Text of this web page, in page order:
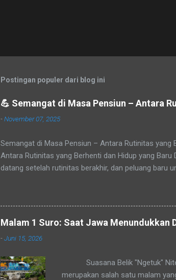
Postingan populer dari blog ini
💪 Semangat di Masa Pensiun – Antara
-November 07, 2025
Semangat di Masa Pensiun – Antara Rutinitas yang
Antara Rutinitas yang Berhenti dan Hidup yang
datang setelah rutinitas berakhir, dan peluang baru
sejatinya baru dimulai. Baca juga: Jasa
pukulan mental bagi banyak pegawai atau pejabat.
setiap orang sudah tahu kapan waktunya tiba.
Ia bukan sekadar pemutusan hubungan kerja,
da...
Malam 1 Suro: Saat Jawa Menundukkan
-Juni 15, 2026
Suasana Belik "Ngetuk" Niten
merupakan salah satu malam